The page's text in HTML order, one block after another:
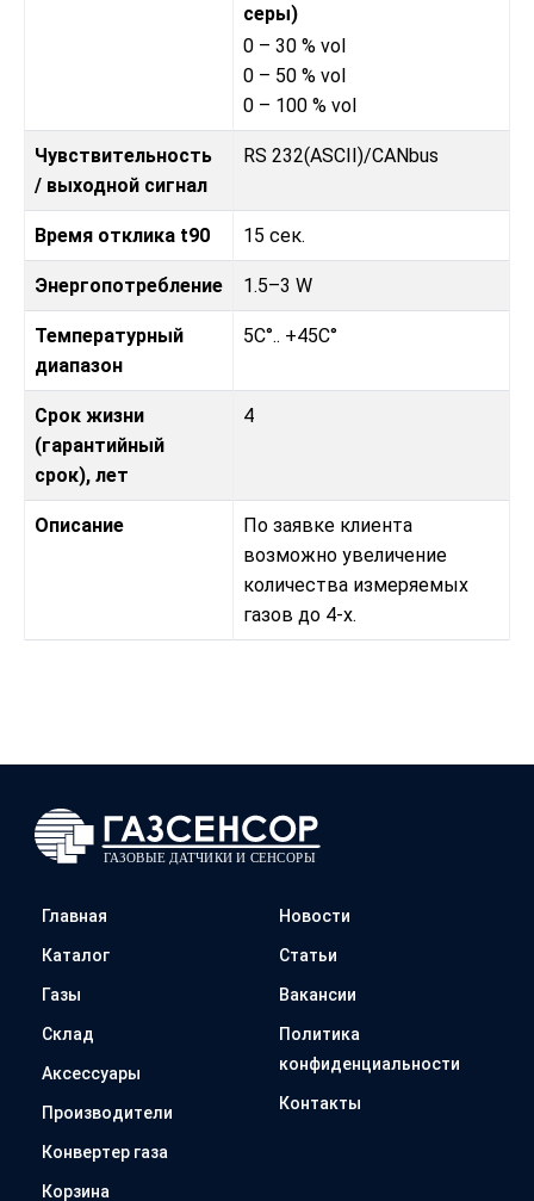
серы)
0 – 30 % vol
0 – 50 % vol
0 – 100 % vol
Чувствительность
/ выходной сигнал
RS 232(ASCII)/CANbus
Время отклика t90 15 сек.
Энергопотребление 1.5–3 W
Температурный
диапазон
5C°.. +45C°
Срок жизни
(гарантийный
срок), лет
4
Описание
По заявке клиента
возможно увеличение
количества измеряемых
газов до 4-х.
Главная
Каталог
Газы
Склад
Аксессуары
Производители
Конвертер газа
Корзина
Новости
Статьи
Вакансии
Политика
конфиденциальности
Контакты